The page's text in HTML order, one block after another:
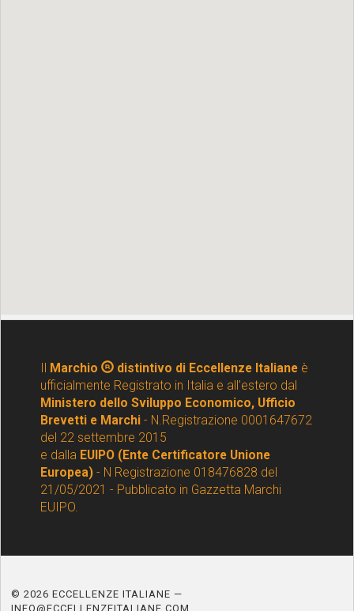
Marchio distintivo di Eccellenze Italianeè
ufficialmente Registrato in Italia e all'estero dal
Ministero dello Sviluppo Economico, Ufficio
Brevetti e Marchi - N.Registrazione 0001647672
del 22 settembre 2015
e dalla EUIPO (Ente Certificatore Unione
Europea) - N Registrazione 018476828 del
21/05/2021 - Pubblicato in Gazzetta Marchi
EUIPO.
© 2026 ECCELLENZE ITALIANE —
INFO@ECCELLENZEITALIANE.COM